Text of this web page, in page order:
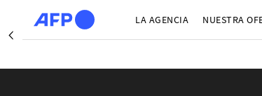
Pasar al contenido principal
LA AGENCIA NUESTRA